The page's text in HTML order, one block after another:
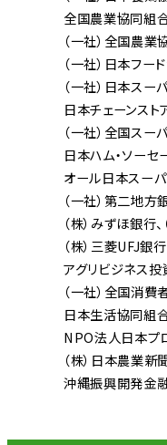
全国農業協同組
（一社）全国農
（一社）日本フー
（一社）日本スー
日本チェーンスト
（一社）全国スー
日本ハム・ソー
オール日本スー
（一社）第二地方
（株）みずほ銀行
（株）三菱UFJ銀行
アグリビジネス投
（一社）全国消
日本生活協同組
NPO法人日本プ
（株）日本農業新
沖縄振興開発金